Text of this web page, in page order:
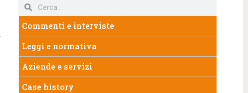
Commenti e interviste
Leggi e normativa
Aziende e servizi
Case history